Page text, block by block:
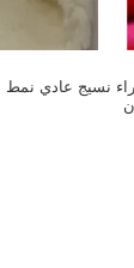
نسيج عادي نمط